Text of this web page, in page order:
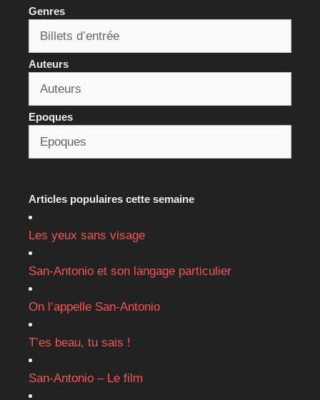
Genres
Auteurs
Epoques
Articles populaires cette semaine
Les yeux sans visage
San-Antonio et son langage particulier
On l’appelle San-Antonio
T’es beau, tu sais !
San-Antonio – Le film